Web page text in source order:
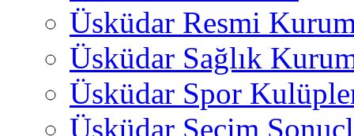
Üsküdar Resmi
Üsküdar Sağlık
Üsküdar Spor
Üsküdar Seçim